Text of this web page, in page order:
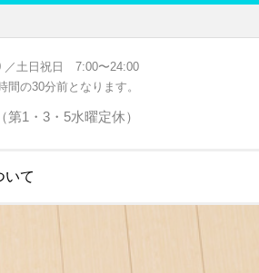
／土日祝日 7:00〜24:00
の30分前となります。
（第1・3・5水曜定休）
いて